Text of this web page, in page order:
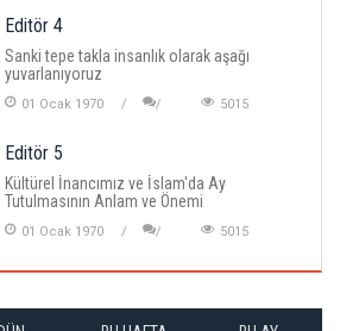
Editör 4
Sanki tepe takla insanlık olarak aşağı
yuvarlanıyoruz
01 Ocak 1970 5015
Editör 5
Kültürel İnancımız ve İslam'da Ay
Tutulmasının Anlam ve Önemi
01 Ocak 1970 5015